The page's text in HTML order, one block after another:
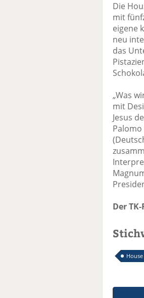
Die
mit
eigene
neu
das
„Was
mit
Jesus
Palomo
Der